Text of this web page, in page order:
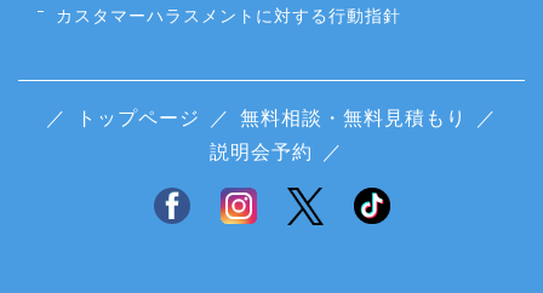
カスタマーハラスメントに対する行動指針
／ トップページ ／ 無料相談・無料見積もり
／
説明会予約 ／